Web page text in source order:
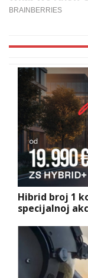
Hibrid broj 1
specijalnoj